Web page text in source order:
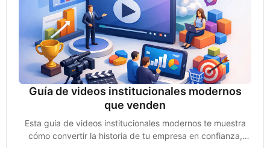
Guía de videos institucionales modernos
que venden
Esta guía de videos institucionales modernos te muestra
cómo convertir la historia de tu empresa en confianza,